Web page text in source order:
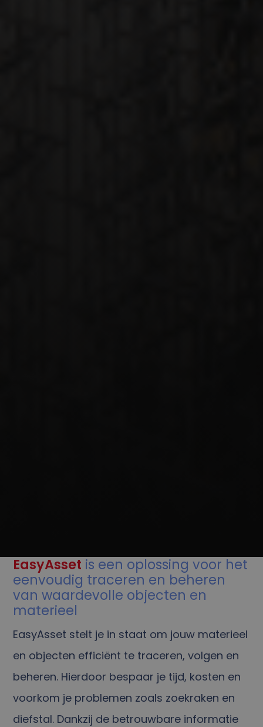
EasyAsset is een oplossing voor het
eenvoudig traceren en beheren
van waardevolle objecten en
materieel
EasyAsset stelt je in staat om jouw materieel
en objecten efficiënt te traceren, volgen en
beheren. Hierdoor bespaar je tijd, kosten en
voorkom je problemen zoals zoekraken en
diefstal. Dankzij de betrouwbare informatie